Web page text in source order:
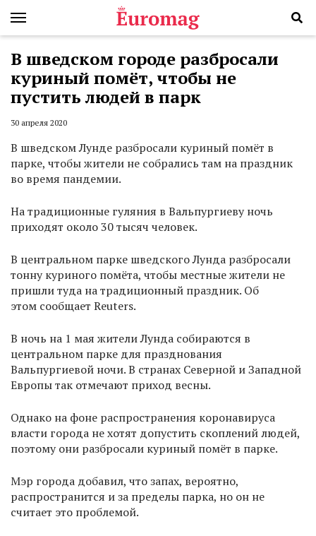
В шведском городе разбросали
куриный помёт, чтобы не
пустить людей в парк
30 апреля 2020
В шведском Лунде разбросали куриный помёт в
парке, чтобы жители не собрались там на праздник
во время пандемии.
На традиционные гуляния в Вальпургиеву ночь
приходят около 30 тысяч человек.
В центральном парке шведского Лунда разбросали
тонну куриного помёта, чтобы местные жители не
пришли туда на традиционный праздник. Об
этом сообщает Reuters.
В ночь на 1 мая жители Лунда собираются в
центральном парке для празднования
Вальпургиевой ночи. В странах Северной и Западной
Европы так отмечают приход весны.
Однако на фоне распространения коронавируса
власти города не хотят допустить скоплений людей,
поэтому они разбросали куриный помёт в парке.
Мэр города добавил, что запах, вероятно,
распространится и за пределы парка, но он не
считает это проблемой.